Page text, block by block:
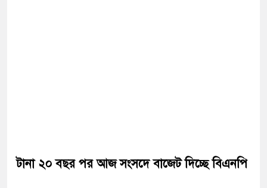
টানা ২০ বছর পর আজ সংসদে বাজেট দিচ্ছে বিএনপি